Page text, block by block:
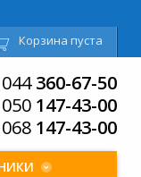
Корзина пуста
044360-67-50
050 147-43-00
068 147-43-00